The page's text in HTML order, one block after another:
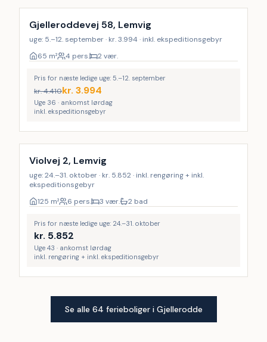
Gjelleroddevej 58, Lemvig
uge: 5.–12. september · kr. 3.994 · inkl. ekspeditionsgebyr
65 m² 4 pers. 2 vær.
Pris for næste ledige uge: 5.–12. september
kr.4.410kr. 3.994
Uge 36 · ankomst lørdag
inkl. ekspeditionsgebyr
Inkl. rengøring
Violvej 2, Lemvig
uge: 24.–31. oktober · kr. 5.852 · inkl. rengøring + inkl.
ekspeditionsgebyr
125 m² 6 pers. 3 vær. 2 bad
Pris for næste ledige uge: 24.–31. oktober
kr. 5.852
Uge 43 · ankomst lørdag
inkl. rengøring + inkl. ekspeditionsgebyr
Se alle 64 ferieboliger i Gjellerodde